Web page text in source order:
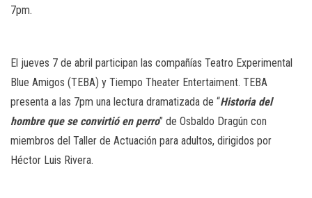
7pm.
El jueves 7 de abril participan las compañías Teatro Experimental
Blue Amigos (TEBA) y Tiempo Theater Entertaiment. TEBA
presenta a las 7pm una lectura dramatizada de “Historia del
hombre que se convirtió en perro” de Osbaldo Dragún con
miembros del Taller de Actuación para adultos, dirigidos por
Héctor Luis Rivera.